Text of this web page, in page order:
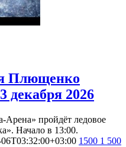
Плющенко
2026
Арена» пройдёт ледовое
Начало в 13:00.
1500 1 500